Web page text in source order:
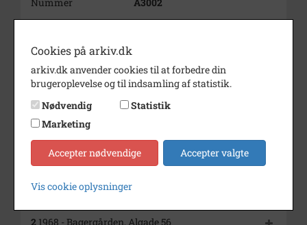
Arkivskaber
Periode
1916 - 2008
Arkiv
Lokalhistorisk Arkiv for Korsør
og Omegn
Kontakt arkivet
Yderligere indhold
2 1968 - Bagergården, Algade 56
Cookies på arkiv.dk
arkiv.dk anvender cookies til at forbedre din
brugeroplevelse og til indsamling af statistik.
Nødvendig
Statistik
Marketing
Accepter nødvendige Accepter valgte
Vis cookie oplysninger